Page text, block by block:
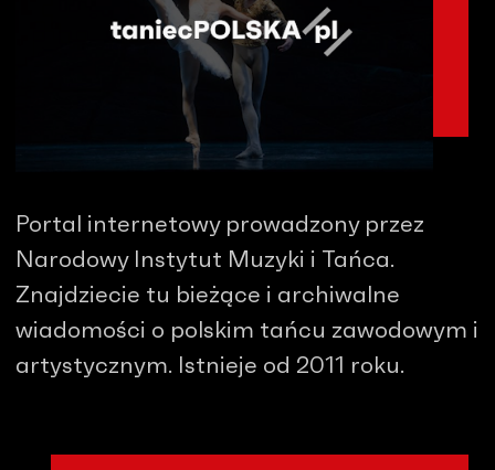
Portal internetowy prowadzony przez
Narodowy Instytut Muzyki i Tańca.
Znajdziecie tu bieżące i archiwalne
wiadomości o polskim tańcu zawodowym i
artystycznym. Istnieje od 2011 roku.